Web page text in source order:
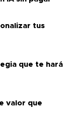
tus
que te hará
valor que